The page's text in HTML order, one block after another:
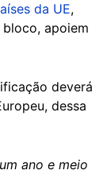
da UE,
apoiem
deverá
dessa
ano e meio